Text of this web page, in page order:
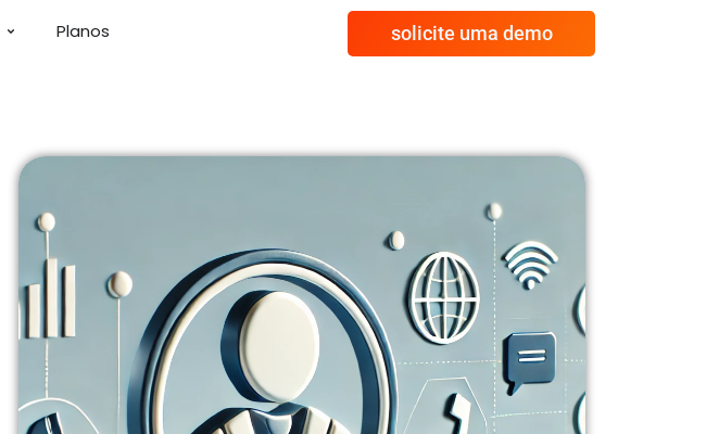
Planos solicite uma demo